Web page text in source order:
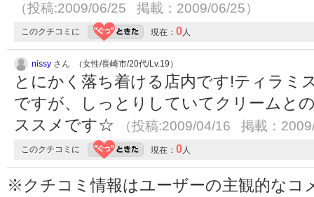
（投稿:2009/06/25 掲載：2009/06/25）
このクチコミに 現在： 0人
nissy さん （女性/長崎市/20代/Lv.19）
とにかく落ち着ける店内です!ティラミ
ですが、しっとりしていてクリームと
ススメです☆
（投稿:2009/04/16 掲載：
このクチコミに 現在： 0人
※クチコミ情報はユーザーの主観的なコ